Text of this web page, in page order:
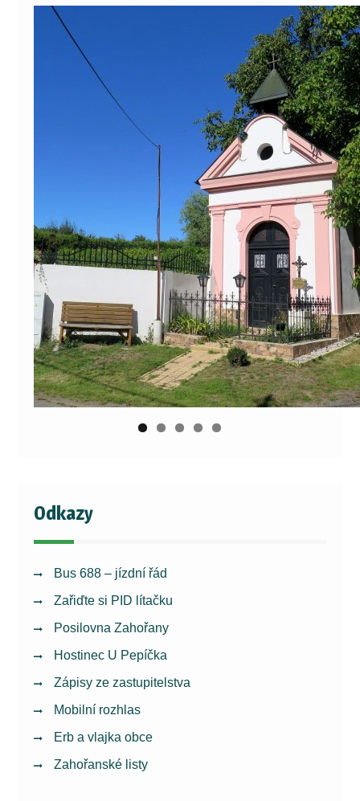
Odkazy
Bus 688 – jízdní řád
Zařiďte si PID lítačku
Posilovna Zahořany
Hostinec U Pepíčka
Zápisy ze zastupitelstva
Mobilní rozhlas
Erb a vlajka obce
Zahořanské listy